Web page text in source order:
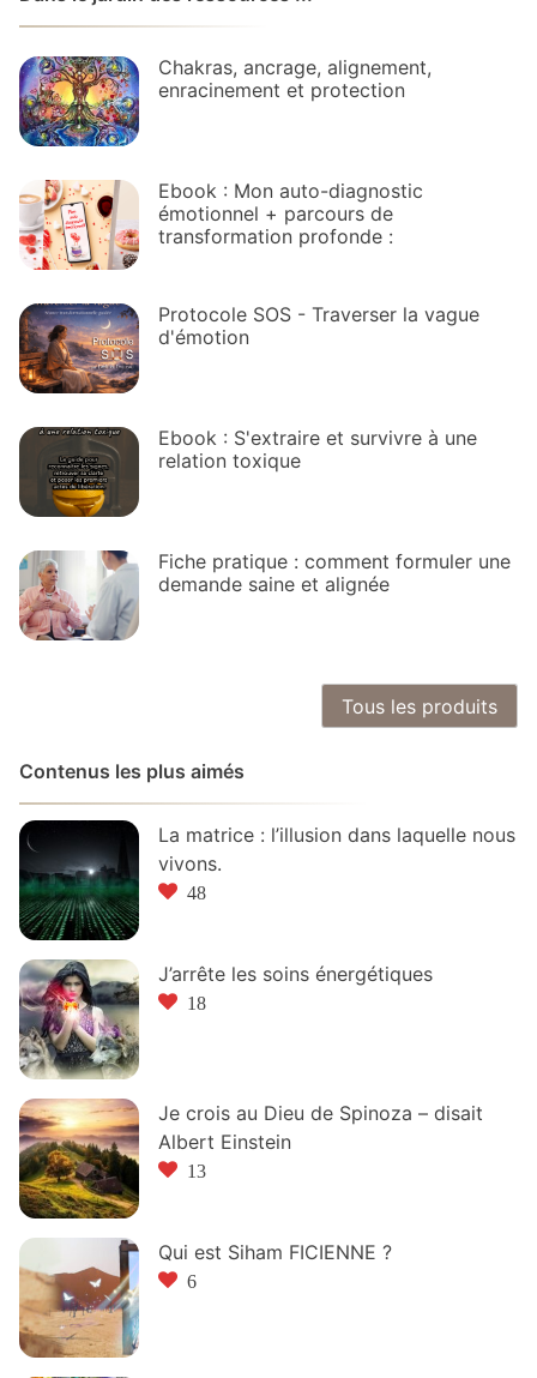
Chakras, ancrage, alignement,
enracinement et protection
Ebook : Mon auto-diagnostic
émotionnel + parcours de
transformation profonde :
Protocole SOS - Traverser la vague
d'émotion
Ebook : S'extraire et survivre à une
relation toxique
Fiche pratique : comment formuler une
demande saine et alignée
Tous les produits
Contenus les plus aimés
La matrice : l’illusion dans laquelle nous
vivons.
48
J’arrête les soins énergétiques
18
Je crois au Dieu de Spinoza – disait
Albert Einstein
13
Qui est Siham FICIENNE ?
6